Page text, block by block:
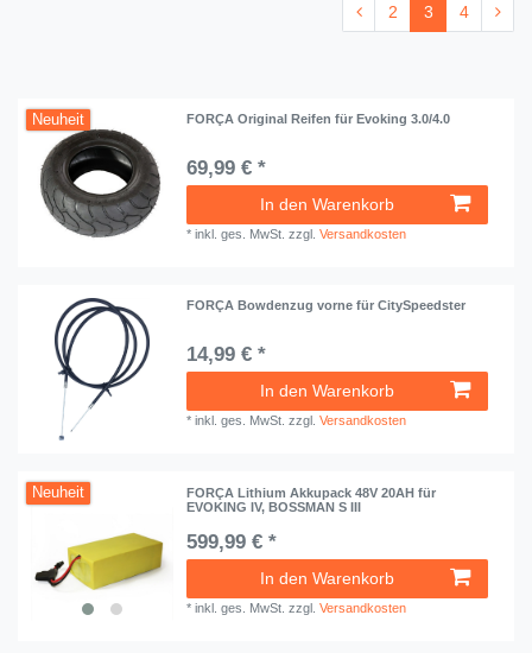
2 3 4
Neuheit FORÇA Original Reifen für Evoking 3.0/4.0
69,99 € *
In den Warenkorb
*inkl. ges. MwSt. zzgl.Versandkosten
FORÇA Bowdenzug vorne für CitySpeedster
14,99 € *
In den Warenkorb
*inkl. ges. MwSt. zzgl.Versandkosten
Neuheit
FORÇA Lithium Akkupack 48V 20AH für
EVOKING IV, BOSSMAN S III
599,99 € *
In den Warenkorb
*inkl. ges. MwSt. zzgl.Versandkosten